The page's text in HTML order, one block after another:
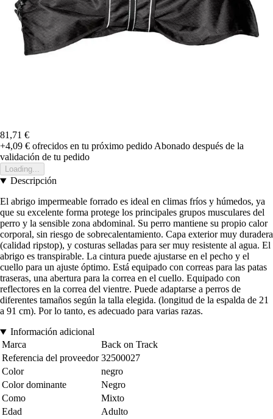
81,71 €
+4,09 € ofrecidos en tu próximo pedidoAbonado después de la
validación de tu pedido
Loading...
Descripción
El abrigo impermeable forrado es ideal en climas fríos y húmedos, ya
que su excelente forma protege los principales grupos musculares del
perro y la sensible zona abdominal. Su perro mantiene su propio calor
corporal, sin riesgo de sobrecalentamiento. Capa exterior muy duradera
(calidad ripstop), y costuras selladas para ser muy resistente al agua. El
abrigo es transpirable. La cintura puede ajustarse en el pecho y el
cuello para un ajuste óptimo. Está equipado con correas para las patas
traseras, una abertura para la correa en el cuello. Equipado con
reflectores en la correa del vientre. Puede adaptarse a perros de
diferentes tamaños según la talla elegida. (longitud de la espalda de 21
a 91 cm). Por lo tanto, es adecuado para varias razas.
Información adicional
Marca
Back on Track
Referencia del proveedor 32500027
Color
negro
Color dominante
Negro
Como
Mixto
Edad
Adulto